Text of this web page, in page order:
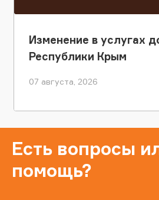
Изменение в услугах
Республики Крым
07 августа, 2026
Есть вопросы
помощь?